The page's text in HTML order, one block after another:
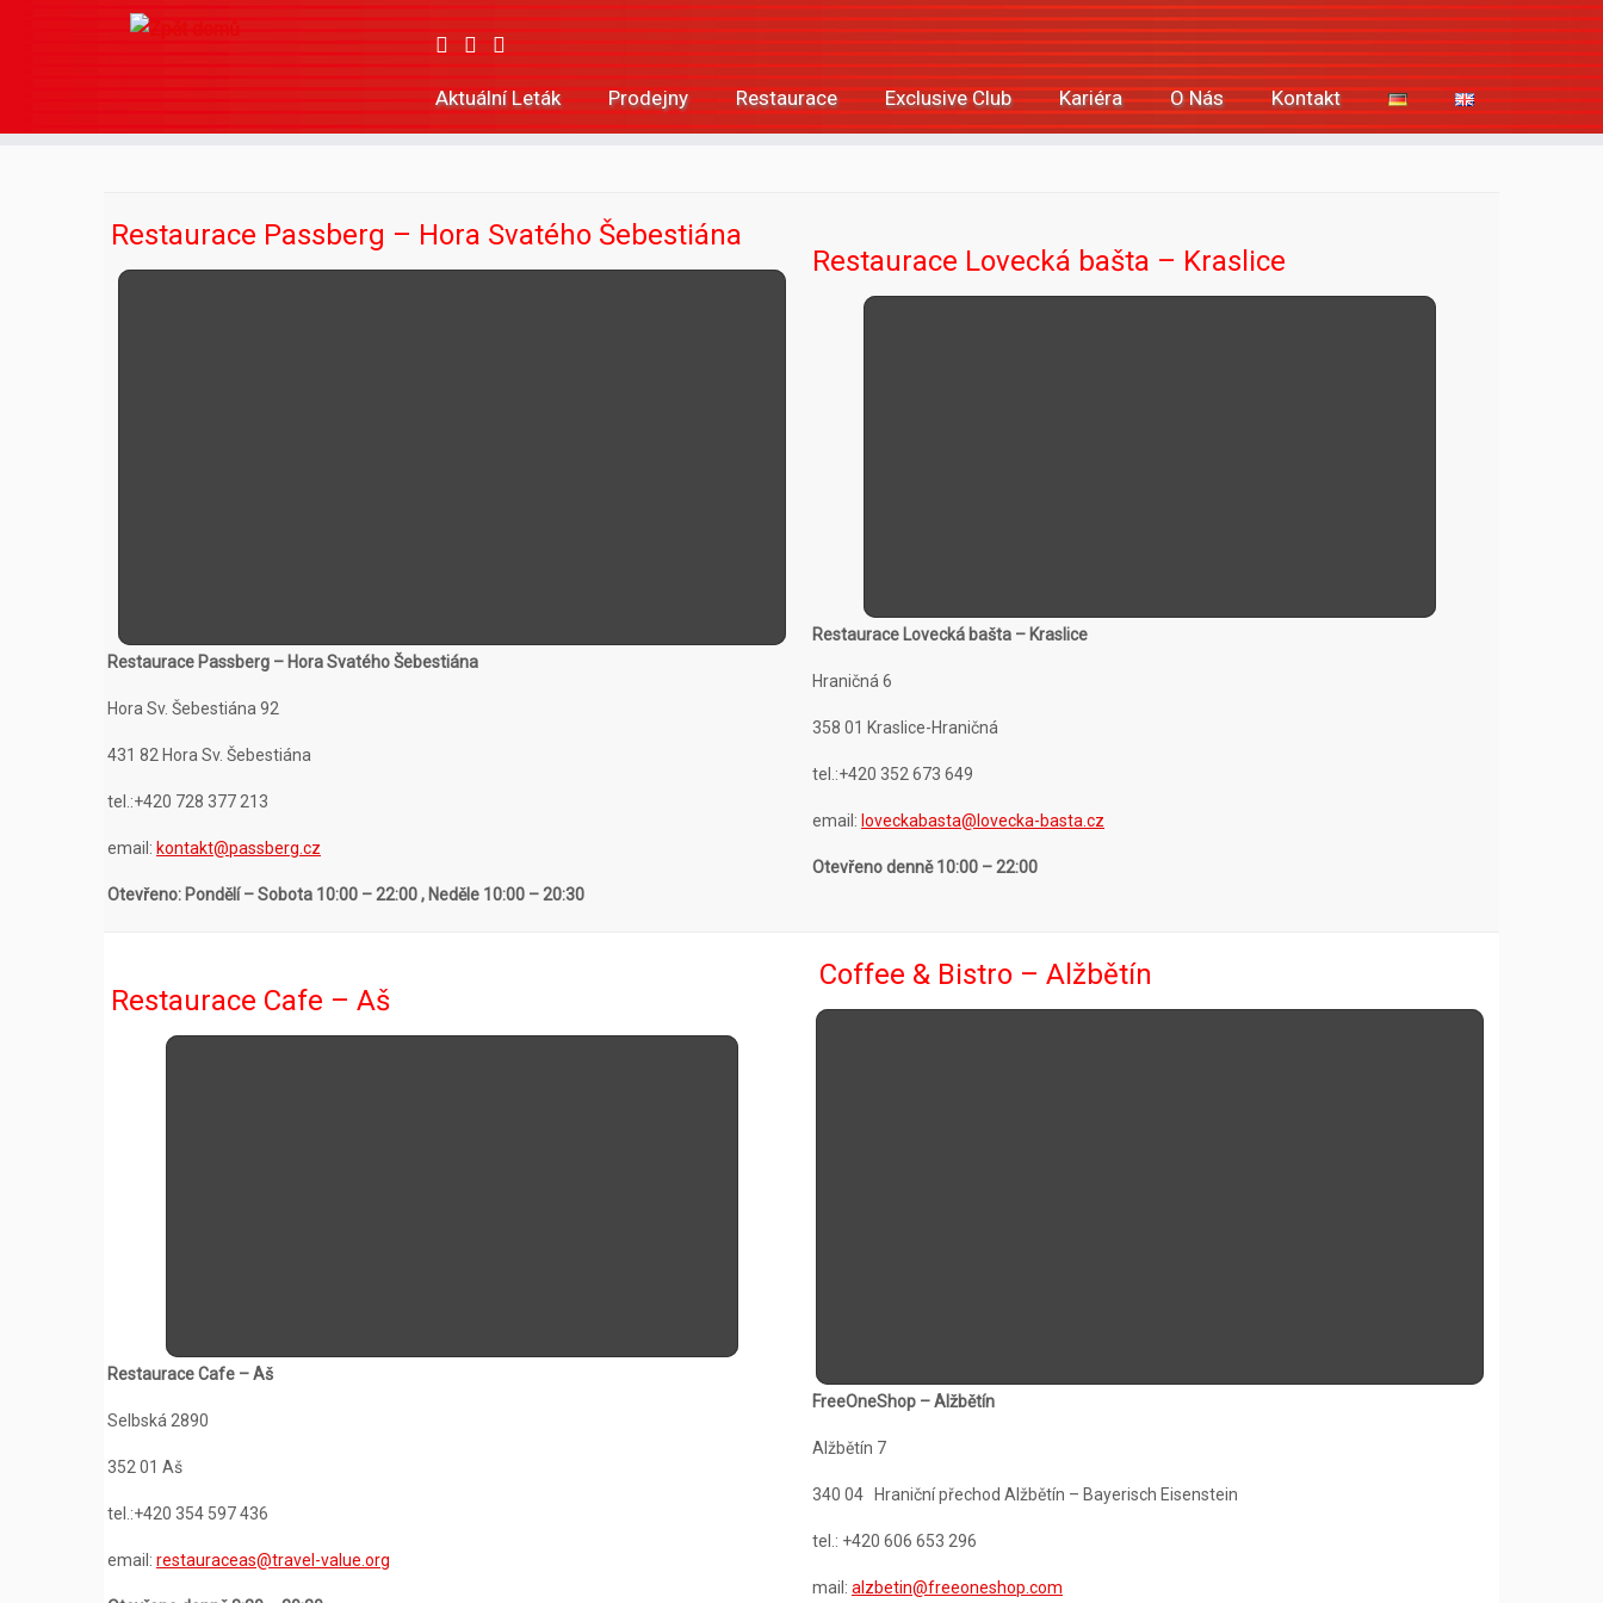
Skip
Aktuální Leták Prodejny Restaurace Exclusive Club Kariéra O Nás Kontakt
Restaurace Passberg – Hora Svatého Šebestiána
Restaurace Passberg – Hora Svatého Šebestiána
Hora Sv. Šebestiána 92
431 82 Hora Sv. Šebestiána
tel.:+420 728 377 213
email: kontakt@passberg.cz
Otevřeno: Pondělí – Sobota 10:00 – 22:00 , Neděle 10:00 – 20:30
Restaurace Lovecká bašta – Kraslice
Restaurace Lovecká bašta – Kraslice
Hraničná 6
358 01 Kraslice-Hraničná
tel.:+420 352 673 649
email: loveckabasta@lovecka-basta.cz
Otevřeno denně10:00 – 22:00
Restaurace Cafe – Aš
Restaurace Cafe – Aš
Selbská 2890
352 01 Aš
tel.:+420 354 597 436
email: restauraceas@travel-value.org
Coffee & Bistro – Alžbětín
FreeOneShop – Alžbětín
Alžbětín 7
340 04 Hraniční přechod Alžbětín – Bayerisch Eisenstein
tel.: +420 606 653 296
mail: alzbetin@freeoneshop.com